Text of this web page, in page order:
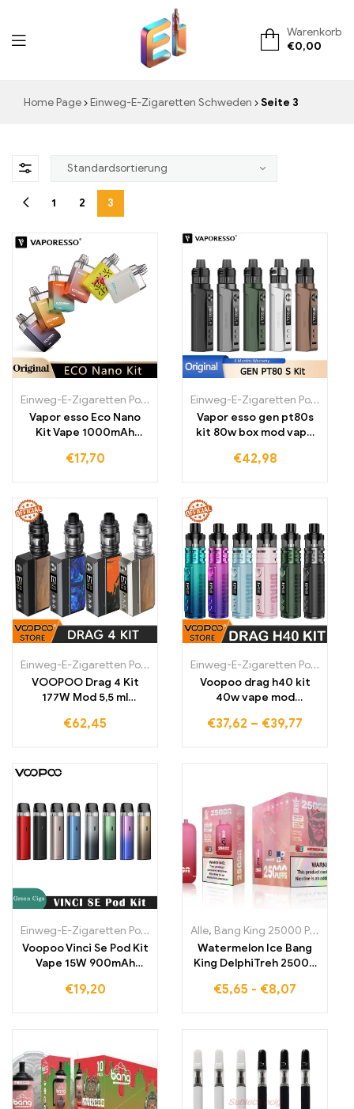
ElementVape.de
Warenkorb
€0,00
Home Page Einweg-E-Zigaretten Schweden Seite 3
1 2 3
Einweg-E-Zigaretten Polen Einweg-E-Zigaretten Portugal,
Vapor esso Eco Nano
Kit Vape 1000mAh
Patrone 1,2 Ohm Mtl
€17,70
Einweg-E-Zigaretten Polen
Vapor esso gen pt80s
kit 80w box mod vape
patrone fit gtx spule e
€42,98
Einweg-E-Zigaretten Polen Einweg-E-Zigaretten Portugal,
VOOPOO Drag 4 Kit
177W Mod 5,5 ml
TW20 Spule
Verdampfer
€62,45
Einweg-E-Zigaretten Polen
Voopoo drag h40 kit
40w vape mod
pnp pod ii patrone
€37,62 – €39,77
Einweg-E-Zigaretten Polen Einweg-E-Zigaretten Portugal,
Voopoo Vinci Se Pod Kit
Vape 15W 900mAh
V2 Patrone Vapor izer
€19,20
Alle, Bang King 25000 Puffs
Watermelon Ice Bang
King DelphiTreh 25000
Kombination aus
€5,65 - €8,07